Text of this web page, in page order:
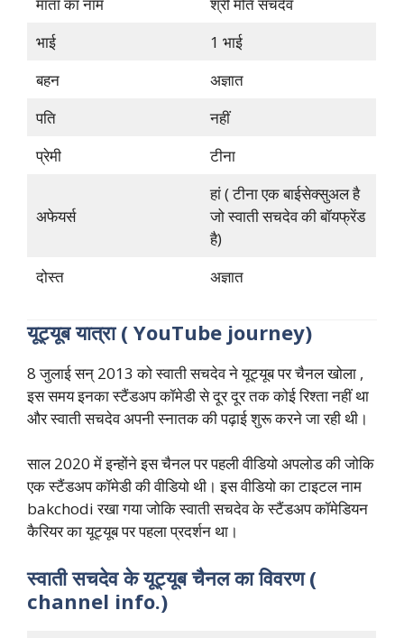
माता का नाम
श्री मति सचदेव
भाई
1 भाई
बहन
अज्ञात
पति
नहीं
प्रेमी
टीना
अफेयर्स
हां ( टीना एक बाईसेक्सुअल है
जो स्वाती सचदेव की बॉयफ्रेंड
है)
दोस्त
अज्ञात
यूट्यूब यात्रा ( YouTube journey)
8 जुलाई सन् 2013 को स्वाती सचदेव ने यूट्यूब पर चैनल खोला ,
इस समय इनका स्टैंडअप कॉमेडी से दूर दूर तक कोई रिश्ता नहीं था
और स्वाती सचदेव अपनी स्नातक की पढ़ाई शुरू करने जा रही थी।
साल 2020 में इन्होंने इस चैनल पर पहली वीडियो अपलोड की जोकि
एक स्टैंडअप कॉमेडी की वीडियो थी। इस वीडियो का टाइटल नाम
bakchodi रखा गया जोकि स्वाती सचदेव के स्टैंडअप कॉमेडियन
कैरियर का यूट्यूब पर पहला प्रदर्शन था।
स्वाती सचदेव के यूट्यूब चैनल का विवरण (
channel info.)